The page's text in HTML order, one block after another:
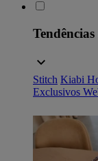
Tendências
Stitch Kiabi
Exclusivos